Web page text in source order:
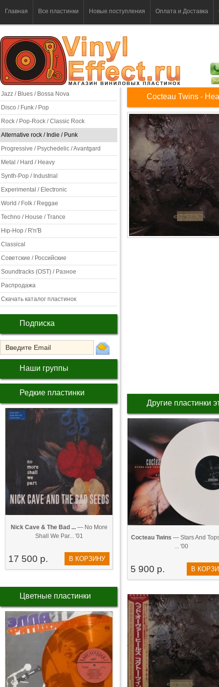
Главная Все пластинки Новые поступления Оплата и Доставка
Jazz / Blues / Bossa Nova
Disco / Funk / Pop
Rock / Pop-Rock / Classic Rock
Alternative rock / Indie / Punk
Progressive / Psychedelic / Avantgard
Metal / Hard / Heavy
Synth-Pop / Industrial
Experimental / Electronic
World / Folk / Reggae
Techno / House / Trance
Hip-Hop / R'n'B
Classical
Советские / Российские
Soundtracks (OST) / Разное
Распродажа
Скачать каталог пластинок
Подписка
Наши группы
Редкие пластинки
Nick Cave & The Bad ...— No More
Shall We Par... '01
17 500 р. В КОРЗИНУ
Цветные пластинки
Cocteau Twins -
Другие пластинки
Cocteau Twins — Stars And
... '00
5 900 р. В